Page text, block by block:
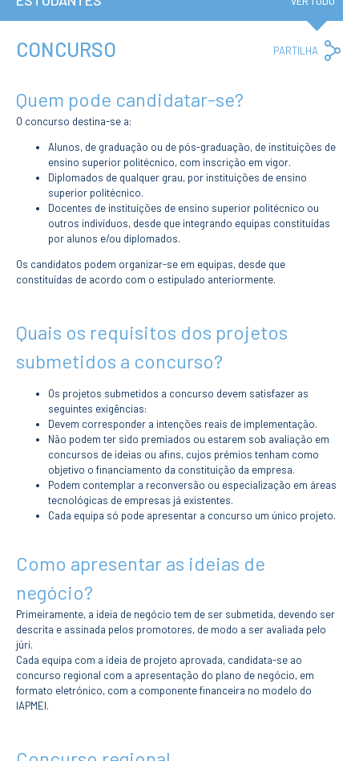
Privacidade e
RGPD
Qualidade
Identidade de
Marca
Protocolos
Recrutamento
Contratação
Pública
Canal de Denúncia
Campus
Notícias
Agenda
Centenário ENIDH
Estrangeiras
CURSOS
Mestrados
Licenciaturas
Cursos TeSP
Cursos de Curta
Duração
CANDIDATURAS
Mestrados
Estudantes
Internacionais
Reingresso
Cursos
Preparatórios
ERASMUS +
Erasmus
Informação
CONCURSO PARTILHA
Quem pode candidatar-se?
O concurso destina-se a:
Alunos, de graduação ou de pós-graduação, de instituições de
ensino superior politécnico, com inscrição em vigor.
Diplomados de qualquer grau, por instituições de ensino
superior politécnico.
Docentes de instituições de ensino superior politécnico ou
outros indivíduos, desde que integrando equipas constituídas
por alunos e/ou diplomados.
Os candidatos podem organizar-se em equipas, desde que
constituídas de acordo com o estipulado anteriormente.
Quais os requisitos dos projetos
submetidos a concurso?
Os projetos submetidos a concurso devem satisfazer as
seguintes exigências:
Devem corresponder a intenções reais de implementação.
Não podem ter sido premiados ou estarem sob avaliação em
concursos de ideias ou afins, cujos prémios tenham como
objetivo o financiamento da constituição da empresa.
Podem contemplar a reconversão ou especialização em áreas
tecnológicas de empresas já existentes.
Cada equipa só pode apresentar a concurso um único projeto.
Como apresentar as ideias de
negócio?
Primeiramente, a ideia de negócio tem de ser submetida, devendo ser
descrita e assinada pelos promotores, de modo a ser avaliada pelo
júri.
Cada equipa com a ideia de projeto aprovada, candidata-se ao
concurso regional com a apresentação do plano de negócio, em
formato eletrónico, com a componente financeira no modelo do
IAPMEI.